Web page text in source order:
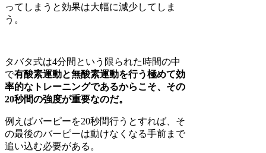
ってしまうと効果は大幅に減少してしま
う。
タバタ式は4分間という限られた時間の中
で有酸素運動と無酸素運動を行う極めて効
率的なトレーニングであるからこそ、その
20秒間の強度が重要なのだ。
例えばバーピーを20秒間行うとすれば、そ
の最後のバーピーは動けなくなる手前まで
追い込む必要がある。